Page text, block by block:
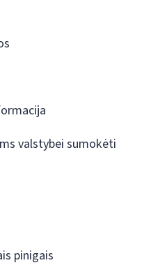
valstybei sumokėti
pinigais